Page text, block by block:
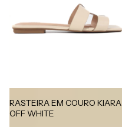
RASTEIRA EM COURO KIARA
OFF WHITE